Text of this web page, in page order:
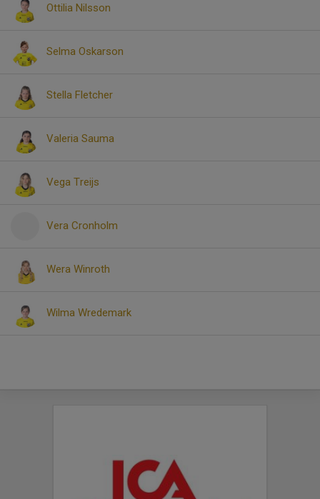
Ottilia Nilsson
Selma Oskarson
Stella Fletcher
Valeria Sauma
Vega Treijs
Vera Cronholm
Wera Winroth
Wilma Wredemark